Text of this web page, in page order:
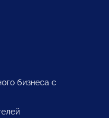
бизнеса с